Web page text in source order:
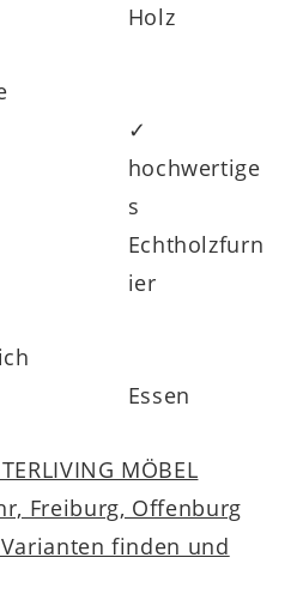
Holz
✓
hochwertige
s
Echtholzfurn
ier
Essen
MÖBEL
Freiburg, Offenburg
finden und